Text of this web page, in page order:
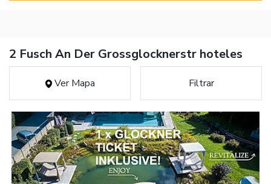
2 Fusch An Der Grossglocknerstr hoteles
Ver Mapa Filtrar